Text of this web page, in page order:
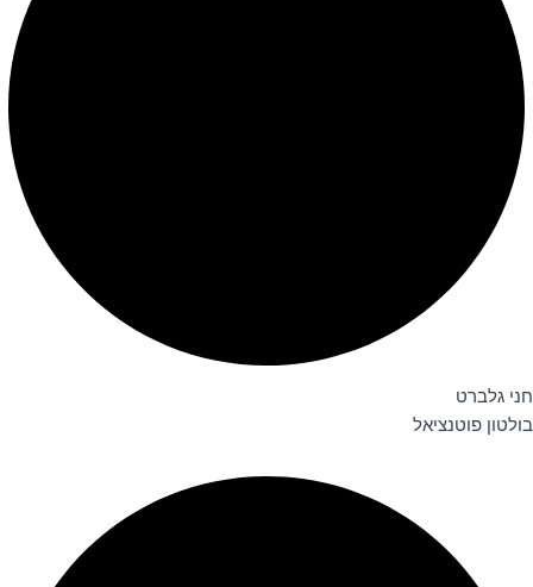
חני גלברט
בולטון פוטנציאל